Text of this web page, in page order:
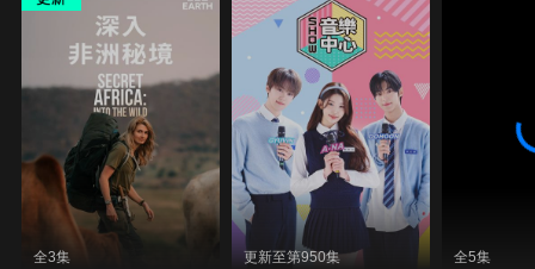
全3集 更新至第950集 全5集